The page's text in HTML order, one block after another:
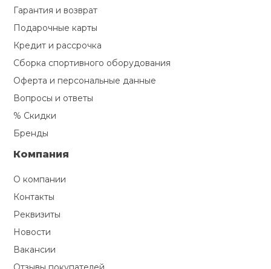
Гарантия и возврат
Подарочные карты
Кредит и рассрочка
Сборка спортивного оборудования
Оферта и персональные данные
Вопросы и ответы
% Скидки
Бренды
Компания
О компании
Контакты
Реквизиты
Новости
Вакансии